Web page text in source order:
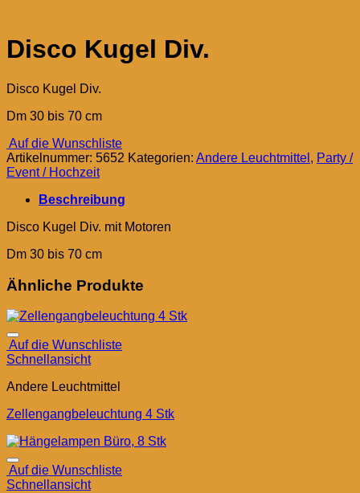
Disco Kugel Div.
Disco Kugel Div.
Dm 30 bis 70 cm
Auf die Wunschliste
Artikelnummer: 5652 Kategorien: Andere Leuchtmittel , Party /
Event / Hochzeit
Beschreibung
Disco Kugel Div. mit Motoren
Dm 30 bis 70 cm
Ähnliche Produkte
Auf die Wunschliste
Schnellansicht
Andere Leuchtmittel
Zellengangbeleuchtung 4 Stk
Auf die Wunschliste
Schnellansicht